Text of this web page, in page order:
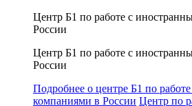
Центр Б1 по работе с
России
Центр Б1 по работе с
России
Подробнее о центре Б1 по
компаниями в России Центр по